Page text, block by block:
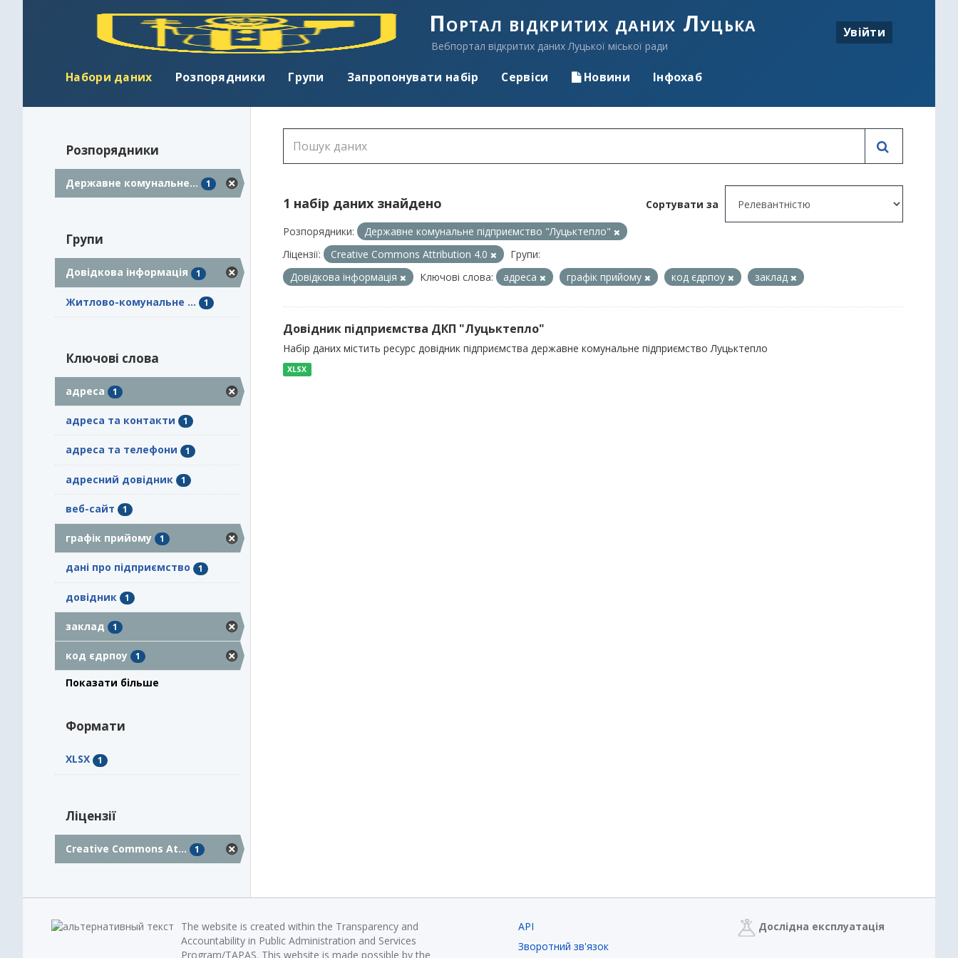
Портал відкритих даних Луцька
Вебпортал відкритих даних Луцької міської ради
Увійти
Набори даних Розпорядники Групи Запропонувати набір Сервіси Новини Інфохаб
Розпорядники
Державне комунальне... 1
Групи
Довідкова інформація 1
Житлово-комунальне ... 1
Ключові слова
адреса 1
адреса та контакти 1
адреса та телефони 1
адресний довідник 1
веб-сайт 1
графік прийому 1
дані про підприємство 1
довідник 1
заклад 1
код єдрпоу 1
Показати більше
Формати
XLSX 1
Ліцензії
Creative Commons At... 1
Сортувати за
1 набір даних знайдено
Розпорядники:
Державне комунальне підприємство "Луцьктепло"
Ліцензії:
Creative Commons Attribution 4.0
Групи:
Довідкова інформація
Ключові слова: адреса графік прийому код єдрпоу заклад
Довідник підприємства ДКП "Луцьктепло"
Набір даних містить ресурс довідник підприємства державне комунальне підприємство Луцьктепло
XLSX
The website is created within the Transparency and
Accountability in Public Administration and Services
Program/TAPAS. This website is made possible by the
API
Зворотний зв'язок
Дослідна експлуатація